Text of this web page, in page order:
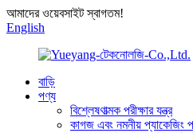
আমাদের ওয়েবসাইট স্বাগতম!
English
বাড়ি
পণ্য
বিশ্লেষণাত্মক পরীক্ষার যন্ত্র
কাগজ এবং নমনীয় প্যাকেজিং